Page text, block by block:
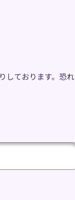
しております。恐れ